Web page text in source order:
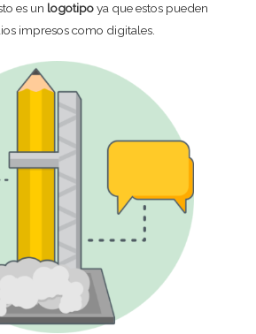
es un logotipoya que estos pueden
impresos como digitales.